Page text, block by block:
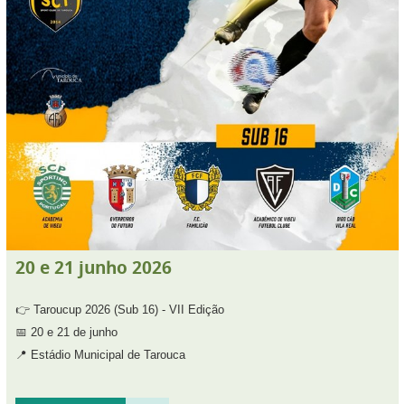
20 e21 junho 2026
👉 Taroucup 2026 (Sub 16) - VII Edição
📅 20 e 21 de junho
📍 Estádio Municipal de Tarouca